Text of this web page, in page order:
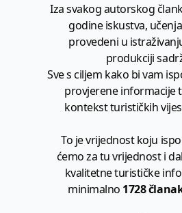
Iza svakog autorskog
godine iskustva,
provedeni u
produkciji
Sve s ciljem kako bi vam
provjerene informacije
kontekst turističkih
To je vrijednost koju
ćemo za tu vrijednost i
kvalitetne turističke
minimalno 1728